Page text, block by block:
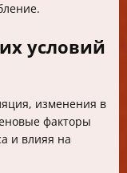
условий
изменения в
факторы
и влияя на